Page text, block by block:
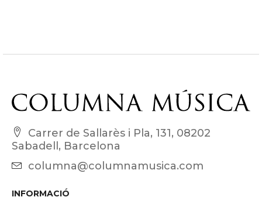
Carrer de Sallarès i Pla, 131, 08202
Sabadell, Barcelona
columna@columnamusica.com
INFORMACIÓ